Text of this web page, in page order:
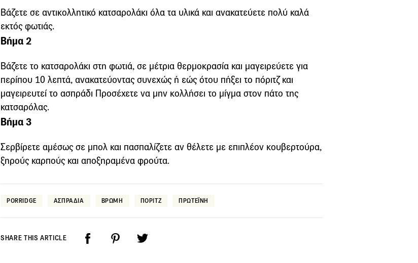
Βάζετε σε αντικολλητικό κατσαρολάκι όλα τα υλικά και ανακατεύετε πολύ καλά
εκτός φωτιάς.
Βήμα 2
Βάζετε το κατσαρολάκι στη φωτιά, σε μέτρια θερμοκρασία και μαγειρεύετε για
περίπου 10 λεπτά, ανακατεύοντας συνεχώς ή εώς ότου πήξει το πόριτζ και
μαγειρευτεί το ασπράδι Προσέχετε να μην κολλήσει το μίγμα στον πάτο της
κατσαρόλας.
Βήμα 3
Σερβίρετε αμέσως σε μπολ και πασπαλίζετε αν θέλετε με επιπλέον κουβερτούρα,
ξηρούς καρπούς και αποξηραμένα φρούτα.
PORRIDGE ΑΣΠΡΑΔΙΑ ΒΡΩΜΗ ΠΟΡΙΤΖ ΠΡΩΤΕΪΝΗ
SHARE THIS ARTICLE